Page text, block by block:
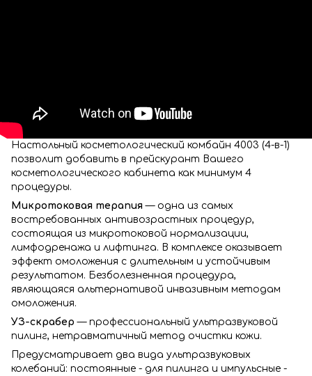
Настольный косметологический комбайн 4003 (4-в-1)
позволит добавить в прейскурант Вашего
косметологического кабинета как минимум 4
процедуры.
Микротоковая терапия— одна из самых
востребованных антивозрастных процедур,
состоящая из микротоковой нормализации,
лимфодренажа и лифтинга. В комплексе оказывает
эффект омоложения с длительным и устойчивым
результатом. Безболезненная процедура,
являющаяся альтернативой инвазивным методам
омоложения.
УЗ-скрабер— профессиональный ультразвуковой
пилинг, нетравматичный метод очистки кожи.
Предусматривает два вида ультразвуковых
колебаний: постоянные - для пилинга и импульсные -